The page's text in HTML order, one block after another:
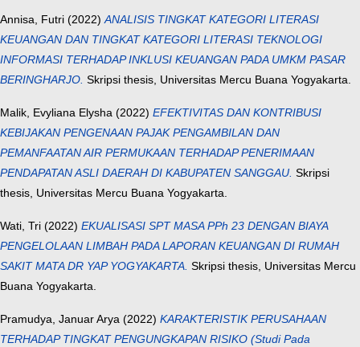
Annisa, Futri (2022)ANALISIS TINGKAT KATEGORI LITERASI
KEUANGAN DAN TINGKAT KATEGORI LITERASI TEKNOLOGI
INFORMASI TERHADAP INKLUSI KEUANGAN PADA UMKM PASAR
BERINGHARJO. Skripsi thesis, Universitas Mercu Buana Yogyakarta.
Malik, Evyliana Elysha (2022) EFEKTIVITAS DAN KONTRIBUSI
KEBIJAKAN PENGENAAN PAJAK PENGAMBILAN DAN
PEMANFAATAN AIR PERMUKAAN TERHADAP PENERIMAAN
PENDAPATAN ASLI DAERAH DI KABUPATEN SANGGAU. Skripsi
thesis, Universitas Mercu Buana Yogyakarta.
Wati, Tri (2022) EKUALISASI SPT MASA PPh 23 DENGAN BIAYA
PENGELOLAAN LIMBAH PADA LAPORAN KEUANGAN DI RUMAH
SAKIT MATA DR YAP YOGYAKARTA. Skripsi thesis, Universitas Mercu
Buana Yogyakarta.
Pramudya, Januar Arya (2022) KARAKTERISTIK PERUSAHAAN
TERHADAP TINGKAT PENGUNGKAPAN RISIKO (Studi Pada